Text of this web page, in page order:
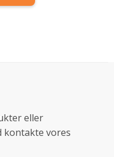
eller
kontakte vores